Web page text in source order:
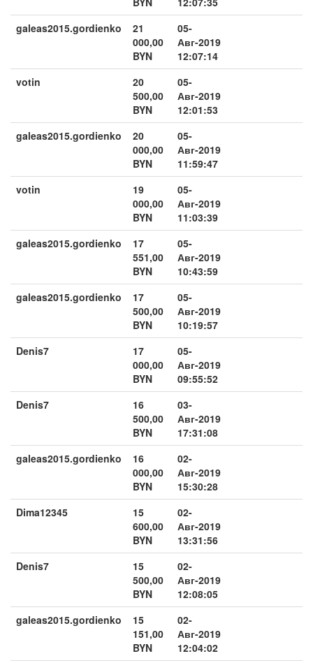
galeas2015.gordienko
21
000,00
BYN
05-
Авг-2019
12:07:14
votin
20
500,00
BYN
05-
Авг-2019
12:01:53
galeas2015.gordienko
20
000,00
BYN
05-
Авг-2019
11:59:47
votin
19
000,00
BYN
05-
Авг-2019
11:03:39
galeas2015.gordienko
17
551,00
BYN
05-
Авг-2019
10:43:59
galeas2015.gordienko
17
500,00
BYN
05-
Авг-2019
10:19:57
Denis7
17
000,00
BYN
05-
Авг-2019
09:55:52
Denis7
16
500,00
BYN
03-
Авг-2019
17:31:08
galeas2015.gordienko
16
000,00
BYN
02-
Авг-2019
15:30:28
Dima12345
15
600,00
BYN
02-
Авг-2019
13:31:56
Denis7
15
500,00
BYN
02-
Авг-2019
12:08:05
galeas2015.gordienko
15
151,00
BYN
02-
Авг-2019
12:04:02